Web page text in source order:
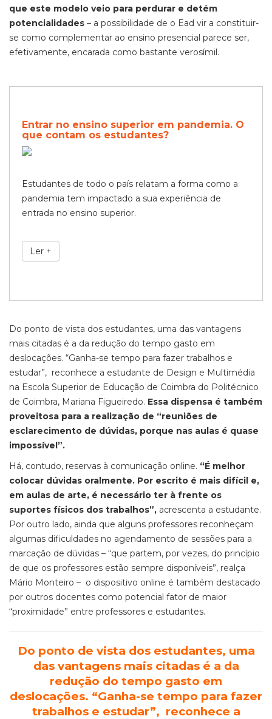
que este modelo veio para perdurar e detém
potencialidades – a possibilidade de o Ead vir a constituir-
se como complementar ao ensino presencial parece ser,
efetivamente, encarada como bastante verosímil.
Entrar no ensino superior em pandemia. O
que contam os estudantes?
Estudantes de todo o país relatam a forma como a
pandemia tem impactado a sua experiência de
entrada no ensino superior.
Ler +
Do ponto de vista dos estudantes, uma das vantagens
mais citadas é a da redução do tempo gasto em
deslocações. “Ganha-se tempo para fazer trabalhos e
estudar”, reconhece a estudante de Design e Multimédia
na Escola Superior de Educação de Coimbra do Politécnico
de Coimbra, Mariana Figueiredo. Essa dispensa é também
proveitosa para a realização de “reuniões de
esclarecimento de dúvidas, porque nas aulas é quase
impossível”.
Há, contudo, reservas à comunicação online. “É melhor
colocar dúvidas oralmente. Por escrito é mais difícil e,
em aulas de arte, é necessário ter à frente os
suportes físicos dos trabalhos”, acrescenta a estudante.
Por outro lado, ainda que alguns professores reconheçam
algumas dificuldades no agendamento de sessões para a
marcação de dúvidas – “que partem, por vezes, do princípio
de que os professores estão sempre disponíveis”, realça
Mário Monteiro – o dispositivo online é também destacado
por outros docentes como potencial fator de maior
“proximidade” entre professores e estudantes.
Do ponto de vista dos estudantes, uma
das vantagens mais citadas é a da
redução do tempo gasto em
deslocações. “Ganha-se tempo para fazer
trabalhos e estudar”, reconhece a